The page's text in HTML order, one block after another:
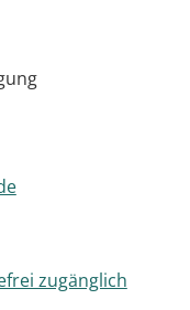
zugänglich